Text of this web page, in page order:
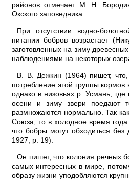
районов отмечает М. Н.
Окского заповедника.
При отсутствии водно-
питании бобров возрастает
заготовленных на зиму
наблюдениями на некоторых
В. В. Дежкин (1964) пишет, что,
потребление этой группы
однако в низовьях р. Усмань,
осени и зиму звери поедают
размножаются нормально. Так
Союза, то в холодное время
что бобры могут обходиться без
1927, р. 19).
Он пишет, что колония речных
самых интересных в мире,
образу жизни уподобляются